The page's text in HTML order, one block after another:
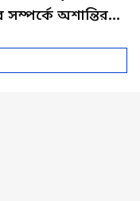
সম্পর্কে অশান্তির
রাশিফল